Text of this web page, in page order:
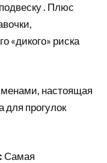
. Плюс
«дикого» риска
настоящая
для прогулок
Самая